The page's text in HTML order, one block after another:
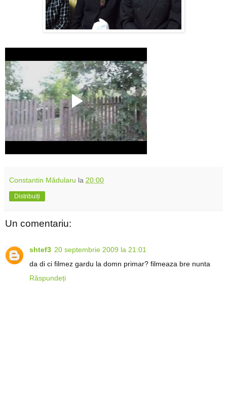
Constantin Mădularu la 20:00
Distribuiți
Un comentariu:
shtef3 20 septembrie 2009 la 21:01
da di ci filmez gardu la domn primar? filmeaza bre nunta
Răspundeți